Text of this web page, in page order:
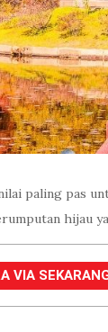
paling pas
hijau
VIA